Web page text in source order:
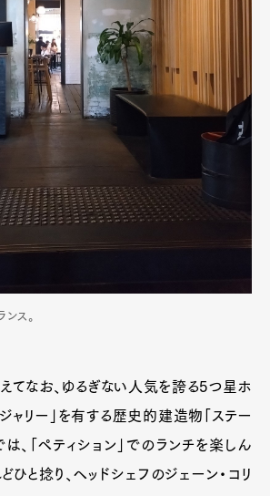
ンス。
てなお、ゆるぎない人気を誇る5つ星ホ
ジャリー」を有する歴史的建造物「ステー
は、「ペティション」でのランチを楽しん
ひと捻り、ヘッドシェフのジェーン・コリ